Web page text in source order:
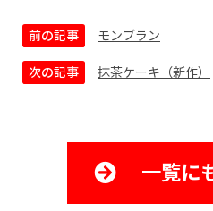
前の記事 モンブラン
次の記事 抹茶ケーキ（新作）
一覧に